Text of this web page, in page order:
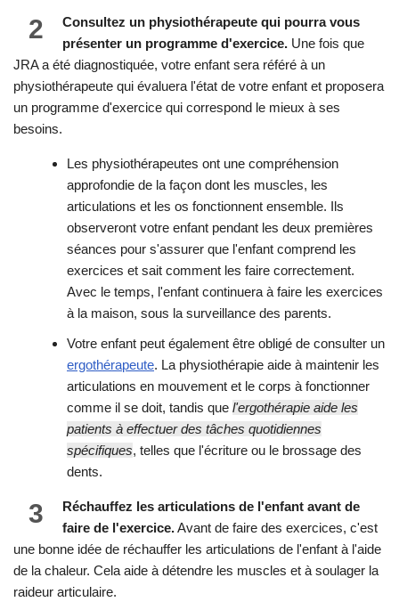
2
Consultez un physiothérapeute qui pourra vous
présenter un programme d'exercice. Une fois que
JRA a été diagnostiquée, votre enfant sera référé à un
physiothérapeute qui évaluera l'état de votre enfant et proposera
un programme d'exercice qui correspond le mieux à ses
besoins.
Les physiothérapeutes ont une compréhension
approfondie de la façon dont les muscles, les
articulations et les os fonctionnent ensemble. Ils
observeront votre enfant pendant les deux premières
séances pour s'assurer que l'enfant comprend les
exercices et sait comment les faire correctement.
Avec le temps, l'enfant continuera à faire les exercices
à la maison, sous la surveillance des parents.
Votre enfant peut également être obligé de consulter un
ergothérapeute. La physiothérapie aide à maintenir les
articulations en mouvement et le corps à fonctionner
comme il se doit, tandis que l'ergothérapie aide les
patients à effectuer des tâches quotidiennes
spécifiques, telles que l'écriture ou le brossage des
dents.
3
Réchauffez les articulations de l'enfant avant de
faire de l'exercice.Avant de faire des exercices, c'est
une bonne idée de réchauffer les articulations de l'enfant à l'aide
de la chaleur. Cela aide à détendre les muscles et à soulager la
raideur articulaire.